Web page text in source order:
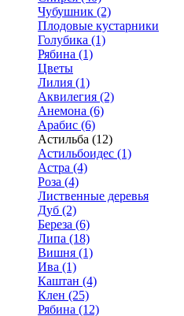
Чубушник (2)
Плодовые кустарники
Голубика (1)
Рябина (1)
Цветы
Лилия (1)
Аквилегия (2)
Анемона (6)
Арабис (6)
Астильба (12)
Астильбоидес (1)
Астра (4)
Роза (4)
Лиственные деревья
Дуб (2)
Береза (6)
Липа (18)
Вишня (1)
Ива (1)
Каштан (4)
Клен (25)
Рябина (12)